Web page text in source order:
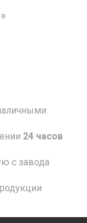
24 часов
с завода